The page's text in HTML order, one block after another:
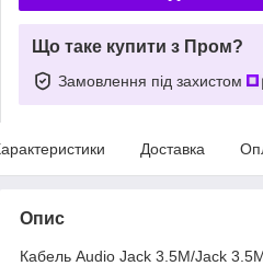
Що таке купити з Пром?
Замовлення під захистом
Доставка
Опис
Кабель Audio Jack 3.5M/Jack